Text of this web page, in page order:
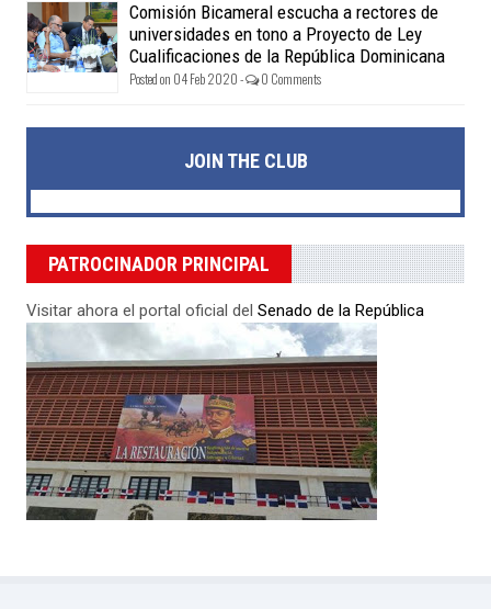
Comisión Bicameral escucha a rectores de
universidades en tono a Proyecto de Ley
Cualificaciones de la República Dominicana
Posted on 04 Feb 2020 - 0 Comments
JOIN THE CLUB
PATROCINADOR PRINCIPAL
Visitar ahora el portal oficial del Senado de la República